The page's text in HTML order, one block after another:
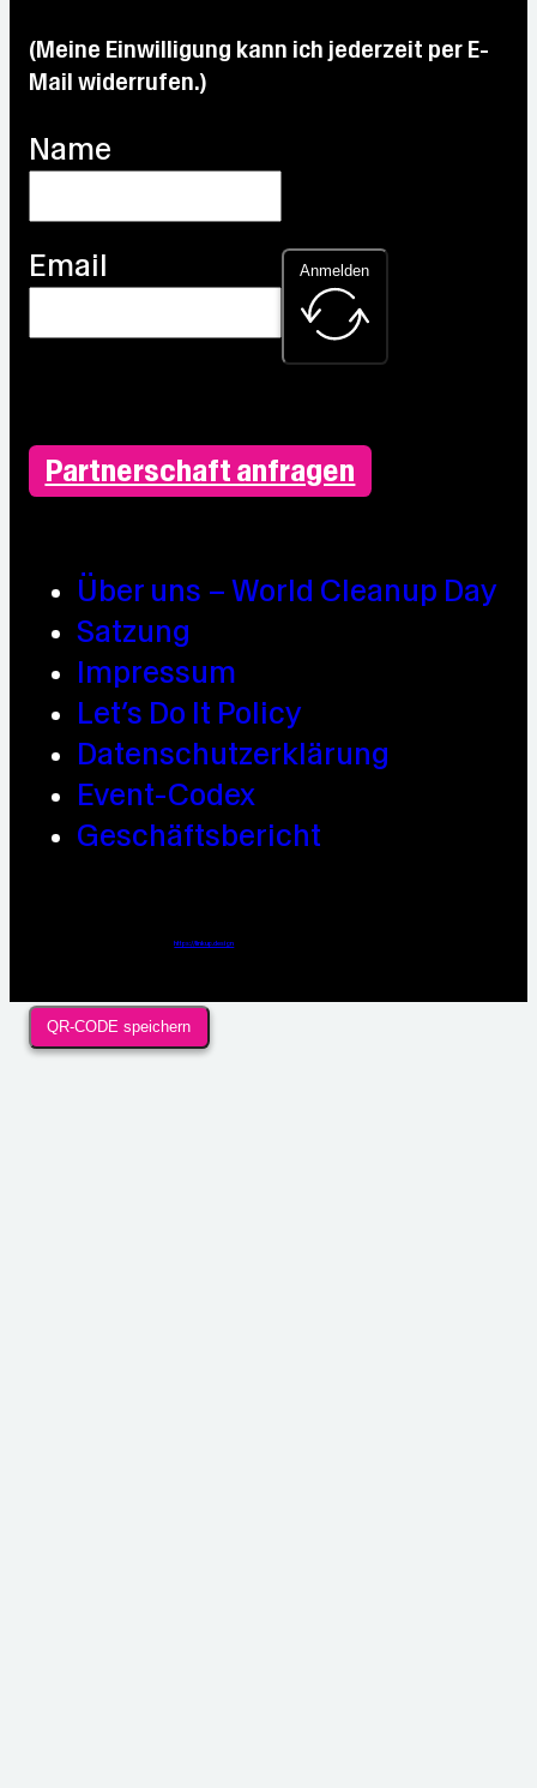
Partnerschaft anfragen
Über uns – World Cleanup Day
Satzung
Impressum
Let’s Do It Policy
Datenschutzerklärung
Event-Codex
Geschäftsbericht
(Meine Einwilligung kann ich jederzeit per E-
Mail widerrufen.)
Name
Email Anmelden
https://linkup.design
QR-CODE speichern